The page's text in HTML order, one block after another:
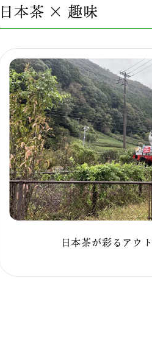
日本茶 × 趣味
日本茶が彩るアウ